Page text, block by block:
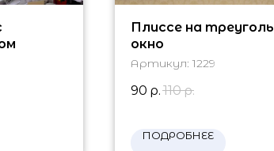
Плиссе на
окно
Артикул: 1229
90 р. 110 р.
ПОДРОБНЕЕ